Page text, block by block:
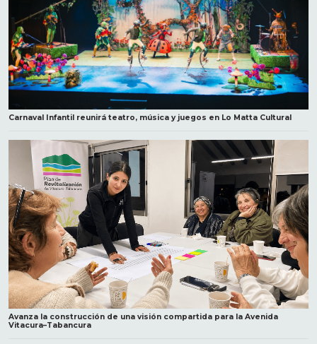
Carnaval Infantil reunirá teatro, música y juegos en Lo Matta Cultural
Avanza la construcción de una visión compartida para la Avenida
Vitacura–Tabancura